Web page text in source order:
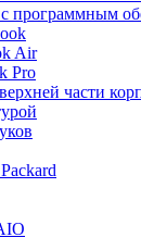
программным
Air
Pro
части